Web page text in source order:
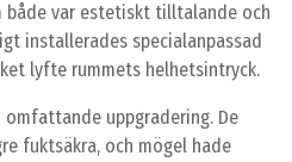
både var estetiskt tilltalande och
installerades specialanpassad
lyfte rummets helhetsintryck.
omfattande uppgradering. De
fuktsäkra, och mögel hade